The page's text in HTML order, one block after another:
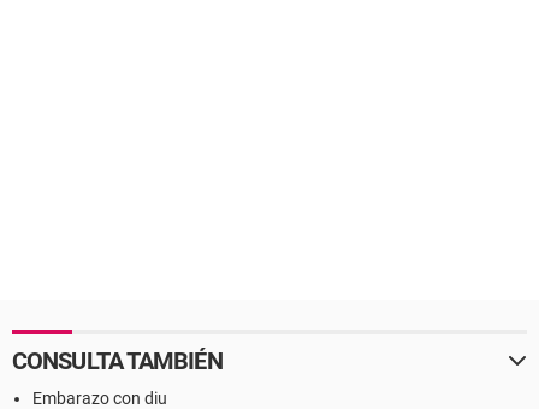
CONSULTA TAMBIÉN
Embarazo con diu